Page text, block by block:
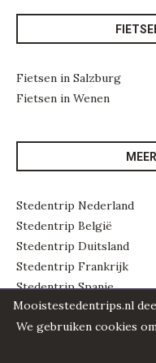
Fietsen in Salzburg
Fietsen in Wenen
Stedentrip Nederland
Stedentrip België
Stedentrip Duitsland
Stedentrip Frankrijk
Stedentrip Spanje
Stedentrip Portugal
Stedentrip Italië
Mooistestedentrips.nl
We gebruiken cookies